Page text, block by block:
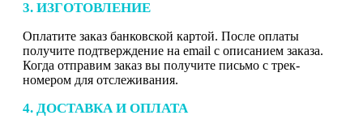
3. ИЗГОТОВЛЕНИЕ
Оплатите заказ банковской картой. После оплаты
получите подтверждение на email с описанием заказа.
Когда отправим заказ вы получите письмо с трек-
номером для отслеживания.
4. ДОСТАВКА И ОПЛАТА